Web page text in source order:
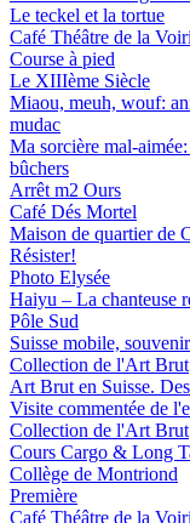
Le teckel et la tortue
Café Théâtre de la
Course à pied
Le XIIIème Siècle
Miaou, meuh, wouf:
mudac
Ma sorcière mal-
bûchers
Arrêt m2 Ours
Café Dés Mortel
Maison de quartier de
Résister!
Photo Elysée
Haiyu – La chanteuse
Pôle Sud
Suisse mobile,
Collection de l'Art Brut
Art Brut en Suisse.
Visite commentée de
Collection de l'Art Brut
Cours Cargo & Long
Collège de Montriond
Première
Café Théâtre de la